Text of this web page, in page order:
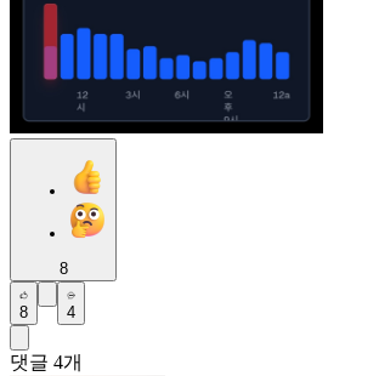
8
8 4
댓글 4개